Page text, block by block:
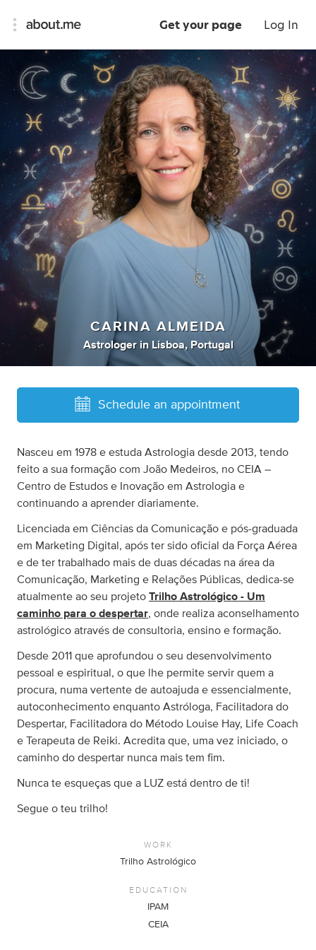
Get your page Log In
CARINA ALMEIDA
Astrologer in Lisboa, Portugal
Schedule an appointment
Nasceu em 1978 e estuda Astrologia desde 2013, tendo
feito a sua formação com João Medeiros, no CEIA –
Centro de Estudos e Inovação em Astrologia e
continuando a aprender diariamente.
Licenciada em Ciências da Comunicação e pós-graduada
em Marketing Digital, após ter sido oficial da Força Aérea
e de ter trabalhado mais de duas décadas na área da
Comunicação, Marketing e Relações Públicas, dedica-se
atualmente ao seu projeto Trilho Astrológico - Um
caminho para o despertar, onde realiza aconselhamento
astrológico através de consultoria, ensino e formação.
Desde 2011 que aprofundou o seu desenvolvimento
pessoal e espiritual, o que lhe permite servir quem a
procura, numa vertente de autoajuda e essencialmente,
autoconhecimento enquanto Astróloga, Facilitadora do
Despertar, Facilitadora do Método Louise Hay, Life Coach
e Terapeuta de Reiki. Acredita que, uma vez iniciado, o
caminho do despertar nunca mais tem fim.
Nunca te esqueças que a LUZ está dentro de ti!
​Segue o teu trilho!
WORK
Trilho Astrológico
EDUCATION
IPAM
CEIA